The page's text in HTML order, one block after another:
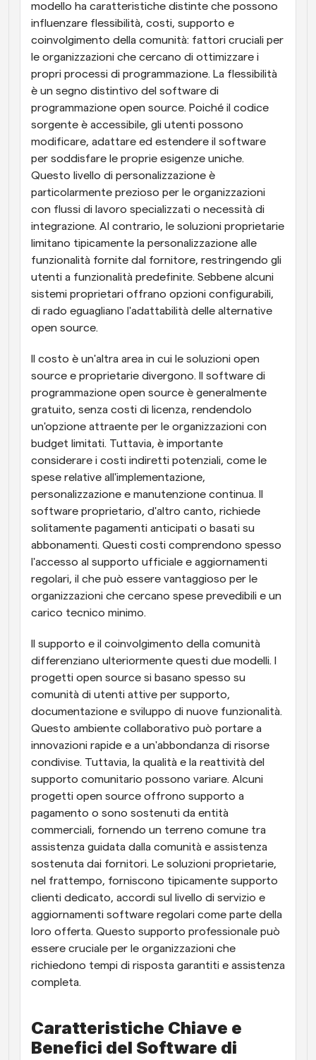
modello ha caratteristiche distinte che possono
influenzare flessibilità, costi, supporto e
coinvolgimento della comunità: fattori cruciali per
le organizzazioni che cercano di ottimizzare i
propri processi di programmazione. La flessibilità
è un segno distintivo del software di
programmazione open source. Poiché il codice
sorgente è accessibile, gli utenti possono
modificare, adattare ed estendere il software
per soddisfare le proprie esigenze uniche.
Questo livello di personalizzazione è
particolarmente prezioso per le organizzazioni
con flussi di lavoro specializzati o necessità di
integrazione. Al contrario, le soluzioni proprietarie
limitano tipicamente la personalizzazione alle
funzionalità fornite dal fornitore, restringendo gli
utenti a funzionalità predefinite. Sebbene alcuni
sistemi proprietari offrano opzioni configurabili,
di rado eguagliano l'adattabilità delle alternative
open source.
Il costo è un'altra area in cui le soluzioni open
source e proprietarie divergono. Il software di
programmazione open source è generalmente
gratuito, senza costi di licenza, rendendolo
un'opzione attraente per le organizzazioni con
budget limitati. Tuttavia, è importante
considerare i costi indiretti potenziali, come le
spese relative all'implementazione,
personalizzazione e manutenzione continua. Il
software proprietario, d'altro canto, richiede
solitamente pagamenti anticipati o basati su
abbonamenti. Questi costi comprendono spesso
l'accesso al supporto ufficiale e aggiornamenti
regolari, il che può essere vantaggioso per le
organizzazioni che cercano spese prevedibili e un
carico tecnico minimo.
Il supporto e il coinvolgimento della comunità
differenziano ulteriormente questi due modelli. I
progetti open source si basano spesso su
comunità di utenti attive per supporto,
documentazione e sviluppo di nuove funzionalità.
Questo ambiente collaborativo può portare a
innovazioni rapide e a un'abbondanza di risorse
condivise. Tuttavia, la qualità e la reattività del
supporto comunitario possono variare. Alcuni
progetti open source offrono supporto a
pagamento o sono sostenuti da entità
commerciali, fornendo un terreno comune tra
assistenza guidata dalla comunità e assistenza
sostenuta dai fornitori. Le soluzioni proprietarie,
nel frattempo, forniscono tipicamente supporto
clienti dedicato, accordi sul livello di servizio e
aggiornamenti software regolari come parte della
loro offerta. Questo supporto professionale può
essere cruciale per le organizzazioni che
richiedono tempi di risposta garantiti e assistenza
completa.
Caratteristiche Chiave e
Benefici del Software di